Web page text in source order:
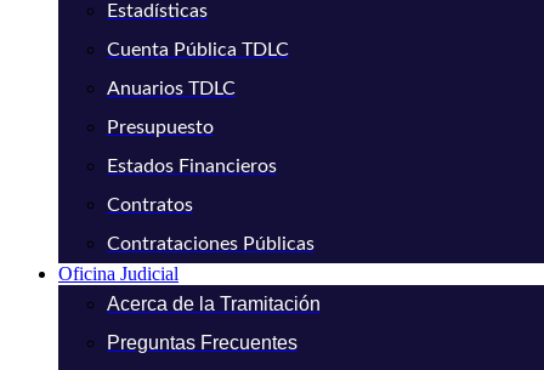
Estadísticas
Cuenta Pública TDLC
Anuarios TDLC
Presupuesto
Estados Financieros
Contratos
Contrataciones Públicas
Oficina Judicial
Acerca de la Tramitación
Preguntas Frecuentes